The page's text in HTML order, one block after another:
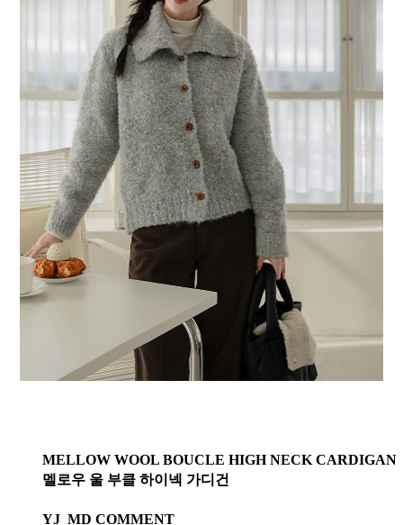
MELLOW WOOL BOUCLE HIGH NECK CARDIGAN
멜로우 울 부클 하이넥 가디건
YJ_MD COMMENT